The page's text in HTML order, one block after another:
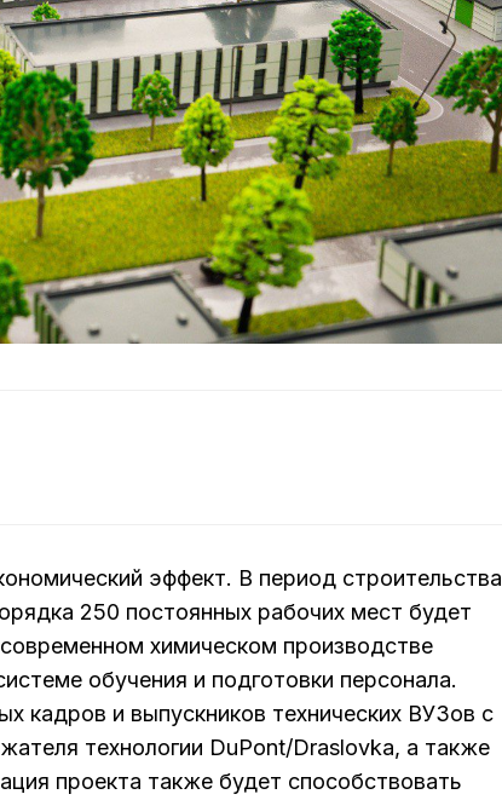
эффект. В период строительства
250 постоянных рабочих мест будет
химическом производстве
обучения и подготовки персонала.
кадров и выпускников технических ВУЗов с
технологии DuPont/Draslovka, а также
проекта также будет способствовать